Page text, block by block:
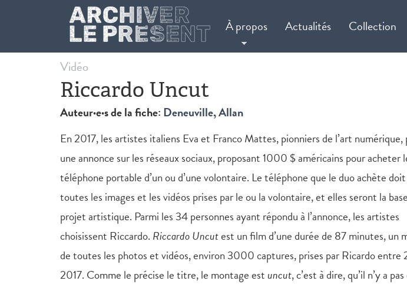
Aller au contenu principal
À propos Actualités Collection
Vidéo
Riccardo Uncut
Auteur·e·s de la fiche: Deneuville, Allan
En 2017, les artistes italiens Eva et Franco Mattes, pionniers de l’art
une annonce sur les réseaux sociaux, proposant 1000 $ américains pour acheter
téléphone portable d’un ou d’une volontaire. Le téléphone que le duo achète
toutes les images et les vidéos prises par le ou la volontaire, et elles seront la
projet artistique. Parmi les 34 personnes ayant répondu à l’annonce, les artistes
choisissent Riccardo. Riccardo Uncutest un film d’une durée de 87 minutes, un
de toutes les photos et vidéos, environ 3000 captures, prises par Ricardo
2017. Comme le précise le titre, le montage est uncut, c’est à dire, qu’il n’y a